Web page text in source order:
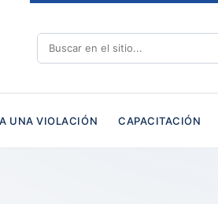
UNA VIOLACIÓN CAPACITACIÓN